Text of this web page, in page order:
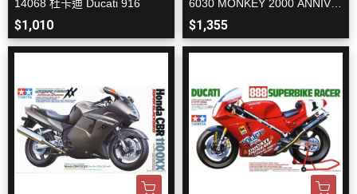
14068 杜卡迪 Ducati 916
$1,010
6030 MONKEY 2000 ANNIVE
RSARY
$1,355